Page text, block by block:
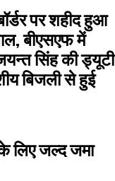
पर शहीद हुआ
बीएसएफ में
सिंह की ड्यूटी
बिजली से हुई
लिए जल्द जमा